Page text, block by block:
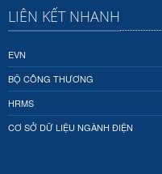
LIÊN KẾT NHANH
EVN
BỘ CÔNG THƯƠNG
HRMS
CƠ SỞ DỮ LIỆU NGÀNH ĐIỆN